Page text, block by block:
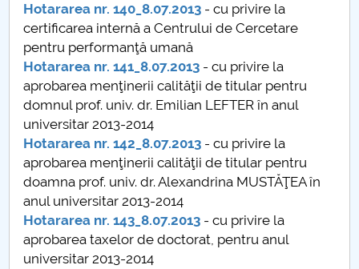
Facultés
STUDENTI CUP
Ghiduri pentru STUDENȚI
Relations publiques
Relations Internationales
PNRR
Proiect (PRIM STUD)
Hotararea nr. 140_8.07.2013 - cu privire la
certificarea internă a Centrului de Cercetare
pentru performanţă umană
Hotararea nr. 141_8.07.2013 - cu privire la
aprobarea menţinerii calităţii de titular pentru
domnul prof. univ. dr. Emilian LEFTER în anul
universitar 2013-2014
Hotararea nr. 142_8.07.2013 - cu privire la
aprobarea menţinerii calităţii de titular pentru
doamna prof. univ. dr. Alexandrina MUSTĂŢEA în
anul universitar 2013-2014
Hotararea nr. 143_8.07.2013 - cu privire la
aprobarea taxelor de doctorat, pentru anul
universitar 2013-2014